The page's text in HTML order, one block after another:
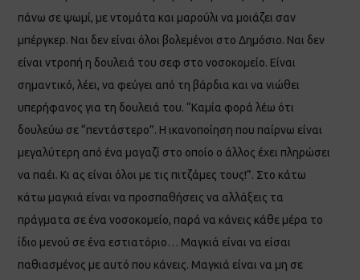
πάνω σε ψωμί, με ντομάτα και μαρούλι να μοιάζει σαν
μπέργκερ. Ναι δεν είναι όλοι βολεμένοι στο Δημόσιο. Ναι δεν
είναι ντροπή η δουλειά του σεφ στο νοσοκομείο. Είναι
σημαντικό, λέει, να φεύγει από τη βάρδια και να νιώθει
υπερήφανος για τη δουλειά του. “Καμία φορά λέω ότι
δουλεύω σε “πεντάστερο”. Η ικανοποίηση που παίρνω είναι
μεγαλύτερη από ένα μαγαζί στο οποίο ο άλλος έχει πληρώσει
να παέι. Κι ας είναι όλοι με τις πιτζάμες τους!”. Στο κάτω
κάτω μαγκιά είναι να προσπαθήσεις να αλλάξεις τα
πράγματα σε ένα νοσοκομείο, παρά να κάνεις κάθε μέρα το
ίδιο μενού σε ένα εστιατόριο… Μαγκιά είναι να είσαι
παθιασμένος με αυτό που κάνεις. Μαγκιά είναι να μη σε